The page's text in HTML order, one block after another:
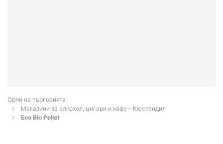
Орли на търговията
Магазини за алкохол, цигари и кафе - Кюстендил
Eco Bio Pellet